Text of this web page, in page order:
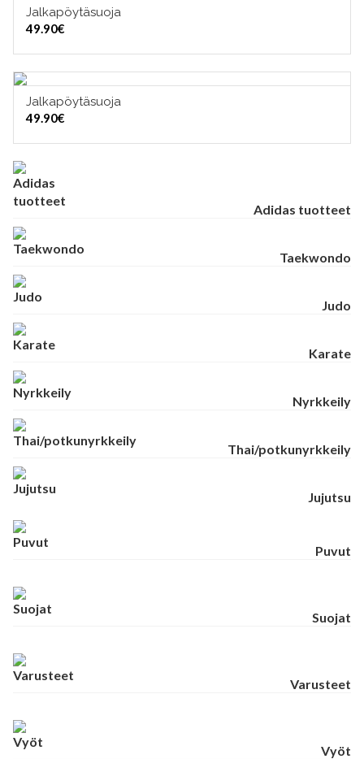
Jalkapöytäsuoja
49.90€
Jalkapöytäsuoja
49.90€
TUOTERYHMÄT
Adidas tuotteet
Taekwondo
Judo
Karate
Nyrkkeily
Thai/potkunyrkkeily
Jujutsu
Puvut
Suojat
Varusteet
Vyöt